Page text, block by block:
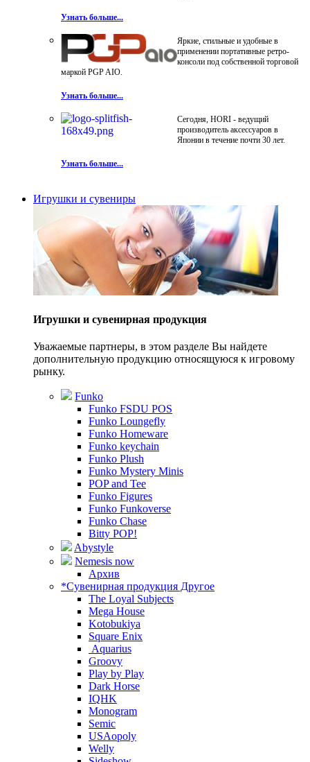
Узнать больше...
Яркие, стильные и удобные в
применении портативные ретро-
консоли под собственной торговой
маркой PGP AIO.
Узнать больше...
Сегодня, HORI - ведущий
производитель аксессуаров в
Японии в течение почти 30 лет.
Узнать больше...
Игрушки и сувениры
Игрушки и сувенирная продукция
Уважаемые партнеры, в этом разделе Вы найдете
дополнительную продукцию относящуюся к игровому
рынку.
Funko
Funko FSDU POS
Funko Loungefly
Funko Homeware
Funko keychain
Funko Plush
Funko Mystery Minis
POP and Tee
Funko Figures
Funko Funkoverse
Funko Chase
Bitty POP!
Abystyle
Nemesis now
Архив
*Сувенирная продукция Другое
The Loyal Subjects
Mega House
Kotobukiya
Square Enix
Aquarius
Groovy
Play by Play
Dark Horse
IQHK
Monogram
Semic
USAopoly
Welly